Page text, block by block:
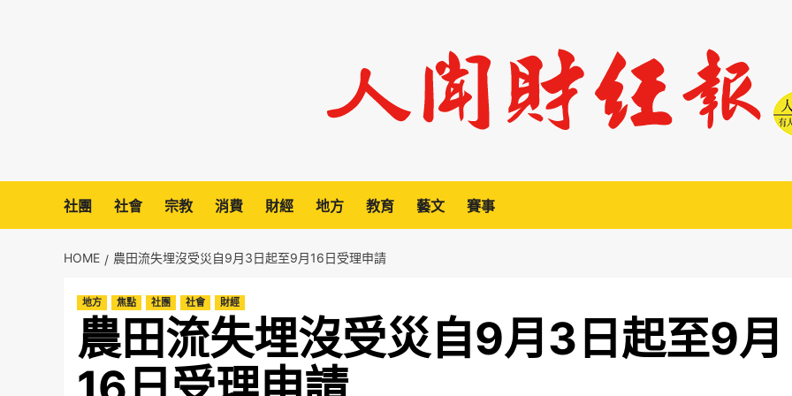
社團 社會 宗教 消費 財經 地方 教育 藝文 賽事
HOME 農田流失埋沒受災自9月3日起至9月16日受理申請
地方 焦點 社團 社會 財經
農田流失埋沒受災自9月3日起至9月